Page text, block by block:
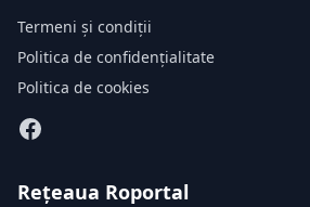
Termeni și condiții
Politica de confidențialitate
Politica de cookies
Rețeaua Roportal